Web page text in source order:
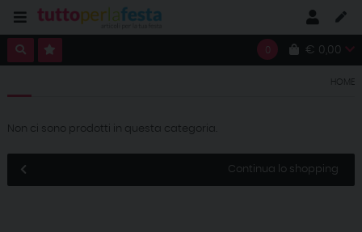
0 € 0,00
HOME
Non ci sono prodotti in questa categoria.
Continua lo shopping